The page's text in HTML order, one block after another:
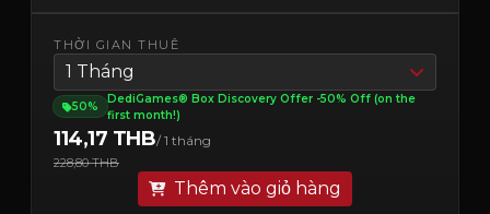
THỜI GIAN THUÊ
1 Tháng
50%
DediGames® Box Discovery Offer -50% Off (on the
first month!)
114,17 THB/ 1 tháng
228,80 THB
Thêm vào giỏ hàng